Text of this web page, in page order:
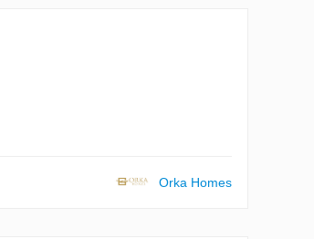
Orka Homes